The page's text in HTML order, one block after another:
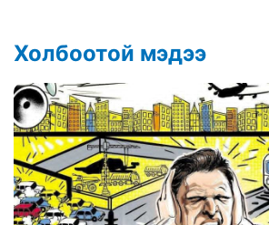
Холбоотой мэдээ